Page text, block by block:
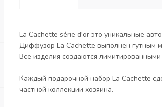
La Cachette série d'or это уникальные
Диффузор La Cachette выполнен гутным
Все изделия создаются
Каждый подарочной набор La Cachette
частной коллекции хозяина.